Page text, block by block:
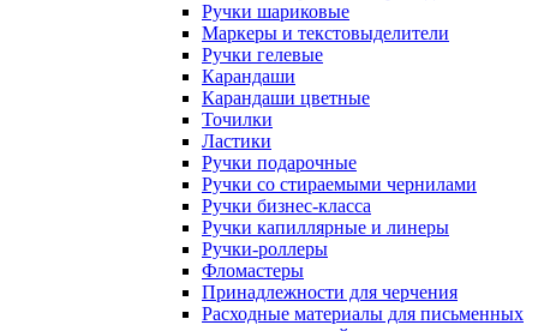
Ручки шариковые
Маркеры и текстовыделители
Ручки гелевые
Карандаши
Карандаши цветные
Точилки
Ластики
Ручки подарочные
Ручки со стираемыми чернилами
Ручки бизнес-класса
Ручки капиллярные и линеры
Ручки-роллеры
Фломастеры
Принадлежности для черчения
Расходные материалы для письменных